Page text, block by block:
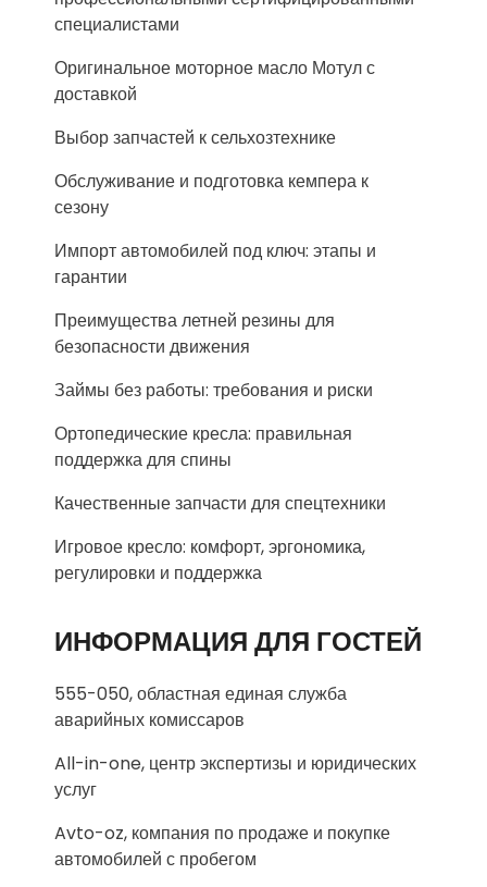
специалистами
Оригинальное моторное масло Мотул с
доставкой
Выбор запчастей к сельхозтехнике
Обслуживание и подготовка кемпера к
сезону
Импорт автомобилей под ключ: этапы и
гарантии
Преимущества летней резины для
безопасности движения
Займы без работы: требования и риски
Ортопедические кресла: правильная
поддержка для спины
Качественные запчасти для спецтехники
Игровое кресло: комфорт, эргономика,
регулировки и поддержка
ИНФОРМАЦИЯ ДЛЯ ГОСТЕЙ
555-050, областная единая служба
аварийных комиссаров
All-in-one, центр экспертизы и юридических
услуг
Avto-oz, компания по продаже и покупке
автомобилей с пробегом